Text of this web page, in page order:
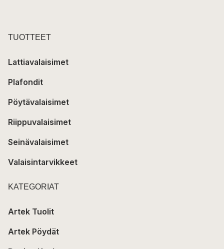
TUOTTEET
Lattiavalaisimet
Plafondit
Pöytävalaisimet
Riippuvalaisimet
Seinävalaisimet
Valaisintarvikkeet
KATEGORIAT
Artek Tuolit
Artek Pöydät